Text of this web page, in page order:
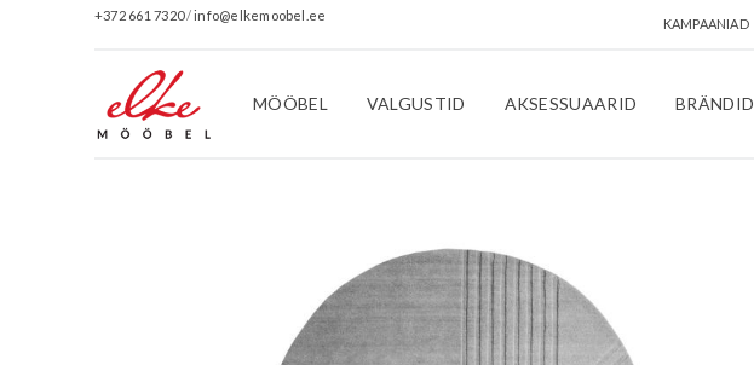
+372 661 7320/info@elkemoobel.ee
KAMPAANIAD
MÖÖBEL VALGUSTID AKSESSUAARID BRÄNDID